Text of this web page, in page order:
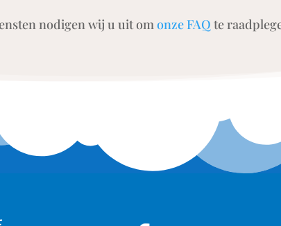
nodigen wij u uit omonze FAQ te